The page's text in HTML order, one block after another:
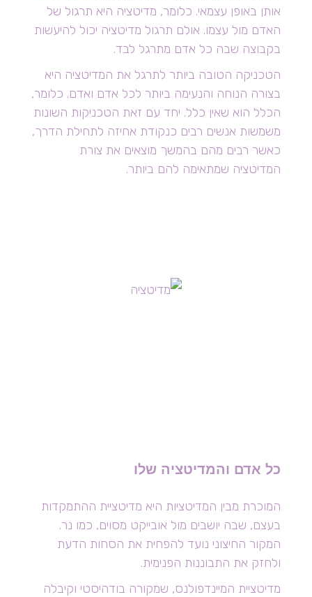
אותן באופן עצמאי. כלומר, מדיטציה היא תרגול של
האדם מול עצמו. אולם תרגול מדיטציה יכול להיעשות
בקבוצה שבה כל אדם מתרגל לבד.
הטכניקה הטובה ביותר לתרגל את המדיטציה היא
בצורה הנוחה והנעימה ביותר לכל אדם ואדם. כלומר,
הכלל הוא שאין כלל. יחד עם זאת הטכניקות השונות
משמשות אנשים רבים כנקודת אחיזה לתחילת הדרך,
כאשר רבים מהם בהמשך מוצאים את צורת
המדיטציה שמתאימה להם ביותר.
כל אדם והמדיטציה שלו
המוכרת מבין המדיטציות היא מדיטציית ההתמקדות
בעצם, שבה יושבים מול אובייקט מסוים, כמו נר.
המקור החיצוני נועד להפחית את הסחות הדעת
ולחזק את התבוננות הפנימית.
מדיטציית המיינדפולנס, שמקורה בודהיסטי וקיבלה